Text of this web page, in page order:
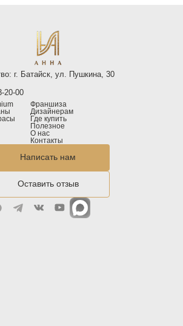
г. Батайск, ул. Пушкина, 30
20-00
Франшиза
Дизайнерам
Где купить
Полезное
О нас
Контакты
Написать нам
Оставить отзыв